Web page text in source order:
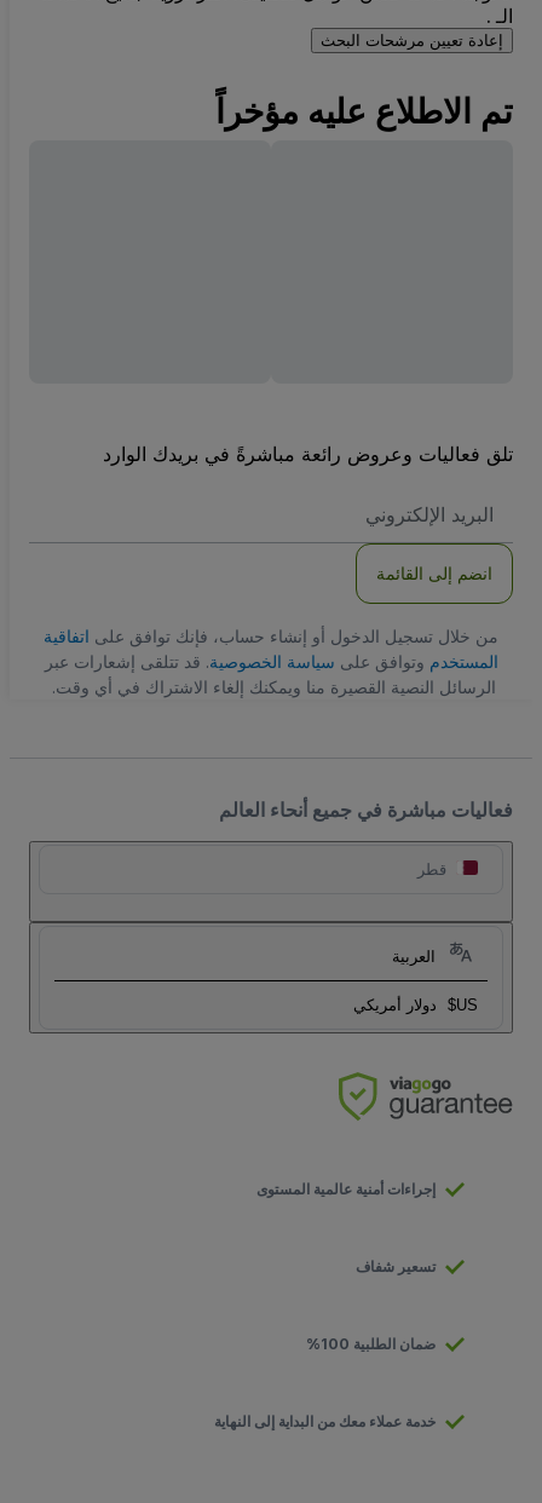
الـ .
إعادة تعيين مرشحات البحث
تم الاطلاع عليه مؤخراً
تلق فعاليات وعروض رائعة مباشرةً في بريدك الوارد
الاكتروني
انضم إلى القائمة
من خلال تسجيل الدخول أو إنشاء حساب، فإنك توافق على اتفاقية
المستخدم وتوافق على سياسة الخصوصية. قد تتلقى إشعارات عبر
الرسائل النصية القصيرة منا ويمكنك إلغاء الاشتراك في أي وقت.
فعاليات مباشرة في جميع أنحاء العالم
قطر
العربية
US$ دولار أمريكي
إجراءات أمنية عالمية المستوى
تسعير شفاف
ضمان الطلبية 100%
خدمة عملاء معك من البداية إلى النهاية